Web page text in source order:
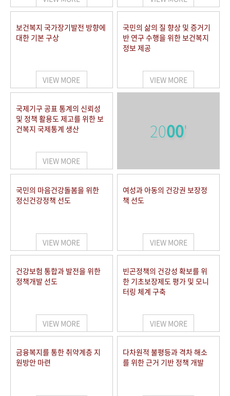
보건복지 국가장기발전 방향에
대한 기본 구상
VIEW MORE
국민의 삶의 질 향상 및 증거기
반 연구 수행을 위한 보건복지
정보 제공
VIEW MORE
국제기구 공표 통계의 신뢰성
및 정책 활용도 제고를 위한 보
건복지 국제통계 생산
VIEW MORE
2000'
국민의 마음건강돌봄을 위한
정신건강정책 선도
VIEW MORE
여성과 아동의 건강권 보장정
책 선도
VIEW MORE
건강보험 통합과 발전을 위한
정책개발 선도
VIEW MORE
빈곤정책의 건강성 확보를 위
한 기초보장제도 평가 및 모니
터링 체계 구축
VIEW MORE
금융복지를 통한 취약계층 지
원방안 마련
다차원적 불평등과 격차 해소
를 위한 근거 기반 정책 개발